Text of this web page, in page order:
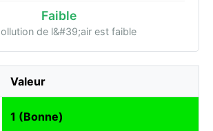
Faible
de l&#39;air est faible
Valeur
1 (Bonne)